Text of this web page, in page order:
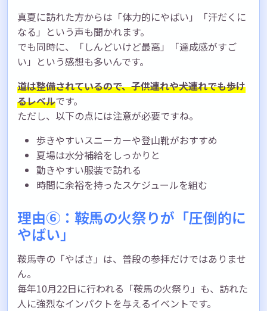
真夏に訪れた方からは「体力的にやばい」「汗だくに
なる」という声も聞かれます。
でも同時に、「しんどいけど最高」「達成感がすご
い」という感想も多いんです。
道は整備されているので、子供連れや犬連れでも歩け
るレベルです。
ただし、以下の点には注意が必要ですね。
歩きやすいスニーカーや登山靴がおすすめ
夏場は水分補給をしっかりと
動きやすい服装で訪れる
時間に余裕を持ったスケジュールを組む
理由⑥：鞍馬の火祭りが「圧倒的に
やばい」
鞍馬寺の「やばさ」は、普段の参拝だけではありませ
ん。
毎年10月22日に行われる「鞍馬の火祭り」も、訪れた
人に強烈なインパクトを与えるイベントです。